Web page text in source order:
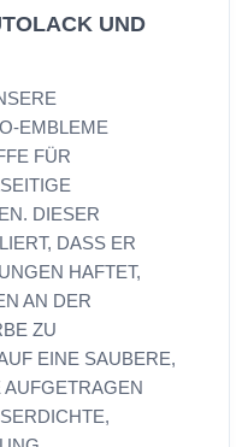
UND
EMBLEME
FÜR
DIESER
DASS ER
HAFTET,
AN DER
ZU
EINE SAUBERE,